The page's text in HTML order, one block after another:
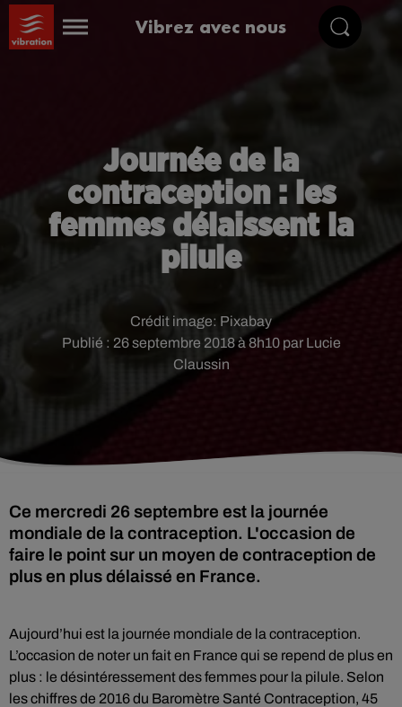
Vibrez avec nous
Journée de la
contraception : les
femmes délaissent la
pilule
Publié : 26 septembre 2018 à 8h10 par Lucie
Claussin
Crédit image: Pixabay
Ce mercredi 26 septembre est la journée
mondiale de la contraception. L'occasion de
faire le point sur un moyen de contraception de
plus en plus délaissé en France.
Aujourd’hui est la journée mondiale de la contraception.
L’occasion de noter un fait en France qui se repend de plus en
plus : le désintéressement des femmes pour la pilule. Selon
les chiffres de 2016 du Baromètre Santé Contraception, 45